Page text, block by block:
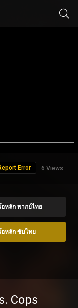
6 Views
Error
อหลัก พากย์ไทย
อหลัก ซับไทย
Cops